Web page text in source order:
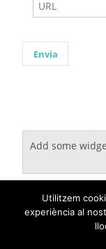
Add some
Utilitzem
experiència al